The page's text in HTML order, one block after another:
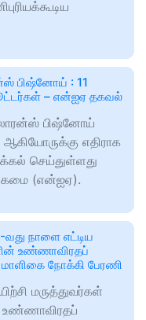
பிஷ்னோய் : 11
– என்ஐஏ தகவல்
பிஷ்னோய்
ஆகியோருக்கு எதிராக
செய்துள்ளது
(என்ஐஏ).
நாளை எட்டிய
உண்ணாவிரதப்
நோக்கி பேரணி
மருத்துவர்கள்